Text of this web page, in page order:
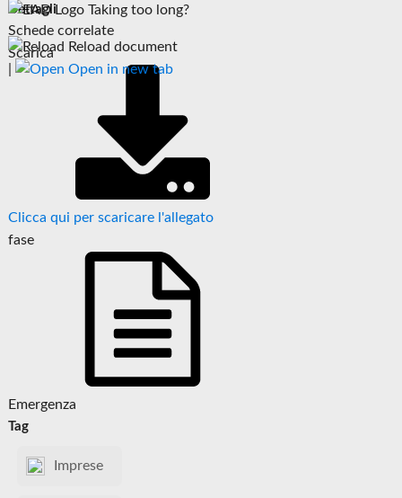
Taking too long?
Reload document
Open in new tab
Dettagli
Schede correlate
Scarica
Clicca qui per scaricare l'allegato
fase
Emergenza
Tag
Imprese